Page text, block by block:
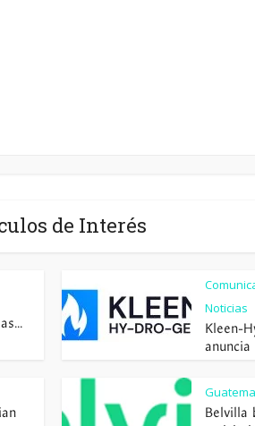
de Interés
Noticias
Kleen-
anuncia
Belvilla